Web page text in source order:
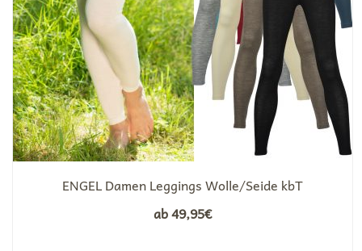
ENGEL Damen Leggings Wolle/Seide kbT
ab49,95€